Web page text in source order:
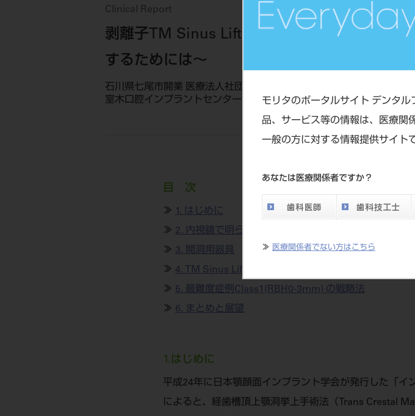
モリタのポータルサイト デンタ
品、サービス等の情報は、医療関
一般の方に対する情報提供サイト
あなたは医療関係者ですか？
≫ 医療関係者でない方はこちら
Clinical Report
剥離子TM Sinus Lift Kit®を用いた低侵襲・経
するためには～
石川県七尾市開業 医療法人社団室木歯科口腔外科医院 理事長 室木 俊
室木口腔インプラントセンター／金沢大学医薬保健研究域医学系協力
目 次
≫ 1. はじめに
≫ 2. 内視鏡で明らかになったTCMSLの実態像
≫ 3. 開洞用器具
≫ 4. TM Sinus Lift Kit
≫ 5. 最難度症例Class1(RBH0-3mm) の戦略法
≫ 6. まとめと展望
1.はじめに
平成24年に日本顎顔面インプラント学会が発行した「イ
によると、経歯槽頂上顎洞挙上手術法（Trans Crestal